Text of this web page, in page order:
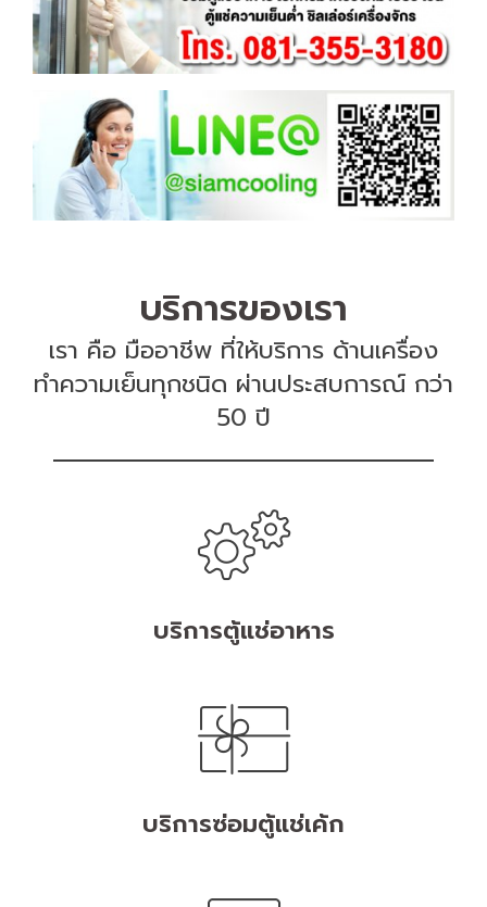
บริการของเรา
เรา คือ มืออาชีพ ที่ให้บริการ ด้านเครื่อง
ทำความเย็นทุกชนิด ผ่านประสบการณ์ กว่า
50 ปี
บริการตู้แช่อาหาร
บริการซ่อมตู้แช่เค้ก